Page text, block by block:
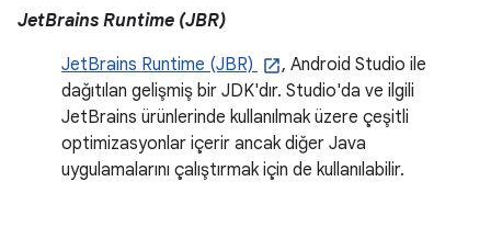
JetBrains Runtime (JBR)
JetBrains Runtime (JBR)
, Android Studio ile
dağıtılan gelişmiş bir JDK'dır. Studio'da ve ilgili
JetBrains ürünlerinde kullanılmak üzere çeşitli
optimizasyonlar içerir ancak diğer Java
uygulamalarını çalıştırmak için de kullanılabilir.